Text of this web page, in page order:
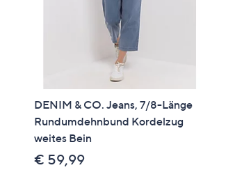
DENIM & CO. Jeans, 7/8-Länge
Rundumdehnbund Kordelzug
weites Bein
€ 59,99